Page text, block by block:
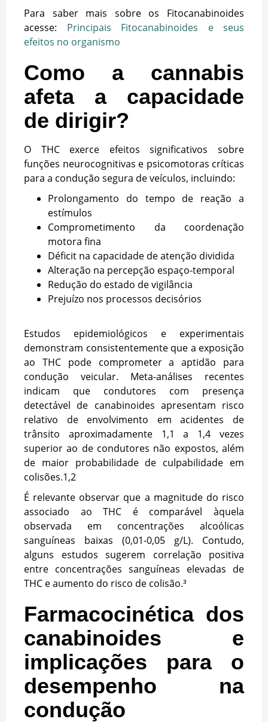
Para saber mais sobre os Fitocanabinoides
acesse: Principais Fitocanabinoides e seus
efeitos no organismo
Como a cannabis
afeta a capacidade
de dirigir?
O THC exerce efeitos significativos sobre
funções neurocognitivas e psicomotoras críticas
para a condução segura de veículos, incluindo:
Prolongamento do tempo de reação a
estímulos
Comprometimento da coordenação
motora fina
Déficit na capacidade de atenção dividida
Alteração na percepção espaço-temporal
Redução do estado de vigilância
Prejuízo nos processos decisórios
Estudos epidemiológicos e experimentais
demonstram consistentemente que a exposição
ao THC pode comprometer a aptidão para
condução veicular. Meta-análises recentes
indicam que condutores com presença
detectável de canabinoides apresentam risco
relativo de envolvimento em acidentes de
trânsito aproximadamente 1,1 a 1,4 vezes
superior ao de condutores não expostos, além
de maior probabilidade de culpabilidade em
colisões.1,2
É relevante observar que a magnitude do risco
associado ao THC é comparável àquela
observada em concentrações alcoólicas
sanguíneas baixas (0,01-0,05 g/L). Contudo,
alguns estudos sugerem correlação positiva
entre concentrações sanguíneas elevadas de
THC e aumento do risco de colisão.³
Farmacocinética dos
canabinoides e
implicações para o
desempenho na
condução